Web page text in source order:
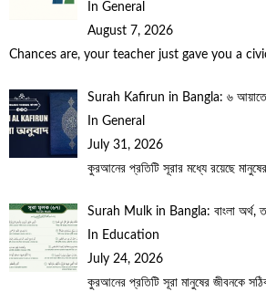
In General
August 7, 2026
Chances are, your teacher just gave you a
Surah Kafirun in Bangla: ৬ আয়াতের
In General
July 31, 2026
কুরআনের প্রতিটি সূরার মধ্যে রয়েছে
Surah Mulk in Bangla: বাংলা অর্থ,
In Education
July 24, 2026
কুরআনের প্রতিটি সূরা মানুষের জীবনকে